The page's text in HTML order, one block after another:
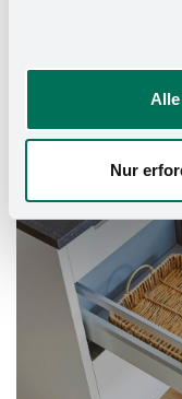
Nur